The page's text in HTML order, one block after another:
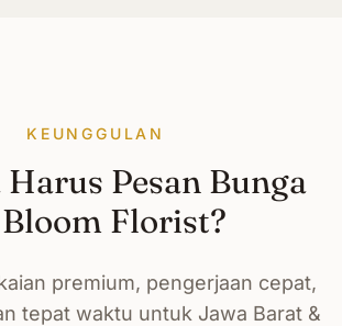
KEUNGGULAN
Pesan Bunga
Florist?
premium, pengerjaan cepat,
tepat waktu untuk Jawa Barat &